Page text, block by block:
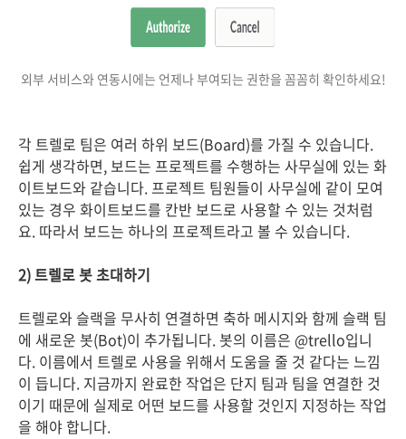
외부 서비스와 연동시에는 언제나 부여되는 권한을 꼼꼼히 확인하세요!
각 트렐로 팀은 여러 하위 보드(Board)를 가질 수 있습니다.
쉽게 생각하면, 보드는 프로젝트를 수행하는 사무실에 있는 화
이트보드와 같습니다. 프로젝트 팀원들이 사무실에 같이 모여
있는 경우 화이트보드를 칸반 보드로 사용할 수 있는 것처럼
요. 따라서 보드는 하나의 프로젝트라고 볼 수 있습니다.
2) 트렐로 봇 초대하기
트렐로와 슬랙을 무사히 연결하면 축하 메시지와 함께 슬랙 팀
에 새로운 봇(Bot)이 추가됩니다. 봇의 이름은 @trello입니
다. 이름에서 트렐로 사용을 위해서 도움을 줄 것 같다는 느낌
이 듭니다. 지금까지 완료한 작업은 단지 팀과 팀을 연결한 것
이기 때문에 실제로 어떤 보드를 사용할 것인지 지정하는 작업
을 해야 합니다.